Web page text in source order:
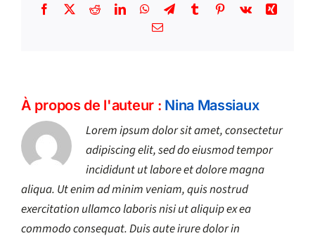
Facebook
X RedditLinkedInWhatsApp
TelegramTumblrPinterest
Vk
Xing
Email
À propos de l'auteur : Nina Massiaux
Lorem ipsum dolor sit amet, consectetur
adipiscing elit, sed do eiusmod tempor
incididunt ut labore et dolore magna
aliqua. Ut enim ad minim veniam, quis nostrud
exercitation ullamco laboris nisi ut aliquip ex ea
commodo consequat. Duis aute irure dolor in